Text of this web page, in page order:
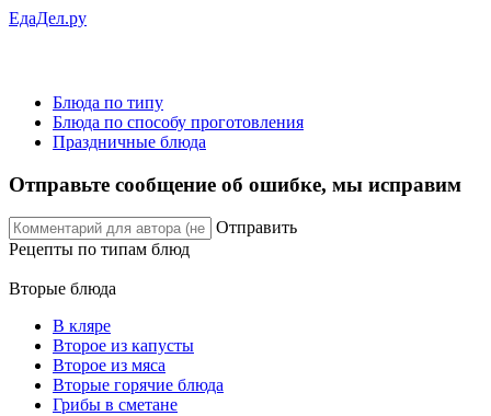
ЕдаДел.ру
Блюда по типу
Блюда по способу проготовления
Праздничные блюда
Отправьте сообщение об ошибке, мы исправим
Отправить
Рецепты по типам блюд
Вторые блюда
В кляре
Второе из капусты
Второе из мяса
Вторые горячие блюда
Грибы в сметане